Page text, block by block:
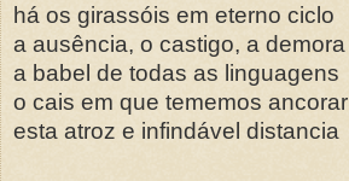
há os girassóis em eterno ciclo
a ausência, o castigo, a demora
a babel de todas as linguagens
o cais em que tememos ancorar
esta atroz e infindável distancia